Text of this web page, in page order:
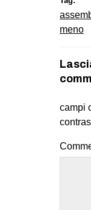
meno
campi